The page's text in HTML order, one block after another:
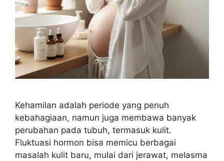
Kehamilan adalah periode yang penuh
kebahagiaan, namun juga membawa banyak
perubahan pada tubuh, termasuk kulit.
Fluktuasi hormon bisa memicu berbagai
masalah kulit baru, mulai dari jerawat, melasma